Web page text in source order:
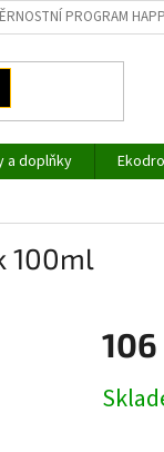
PROGRAM
a doplňky
100ml
106
cena: